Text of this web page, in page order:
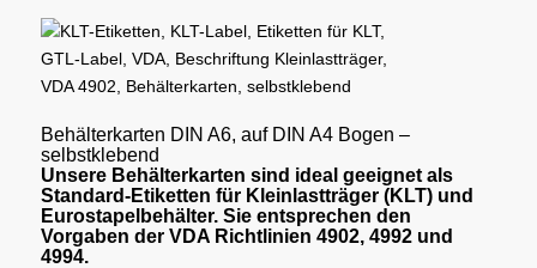
Behälterkarten DIN A6, auf DIN A4 Bogen –
selbstklebend
Unsere Behälterkarten sind ideal geeignet als
Standard-Etiketten für Kleinlastträger (KLT) und
Eurostapelbehälter. Sie entsprechen den
Vorgaben der VDA Richtlinien 4902, 4992 und
4994.